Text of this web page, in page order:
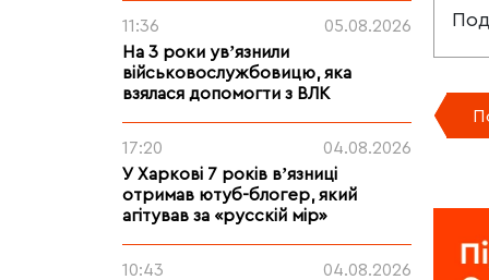
11:36
05.08.2026
На 3 роки увʼязнили
військовослужбовицю, яка
взялася допомогти з ВЛК
17:20
04.08.2026
У Харкові 7 років вʼязниці
отримав ютуб-блогер, який
агітував за «русскій мір»
10:43
04.08.2026